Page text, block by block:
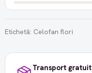
Etichetă: Celofan flori
Transport gratuit